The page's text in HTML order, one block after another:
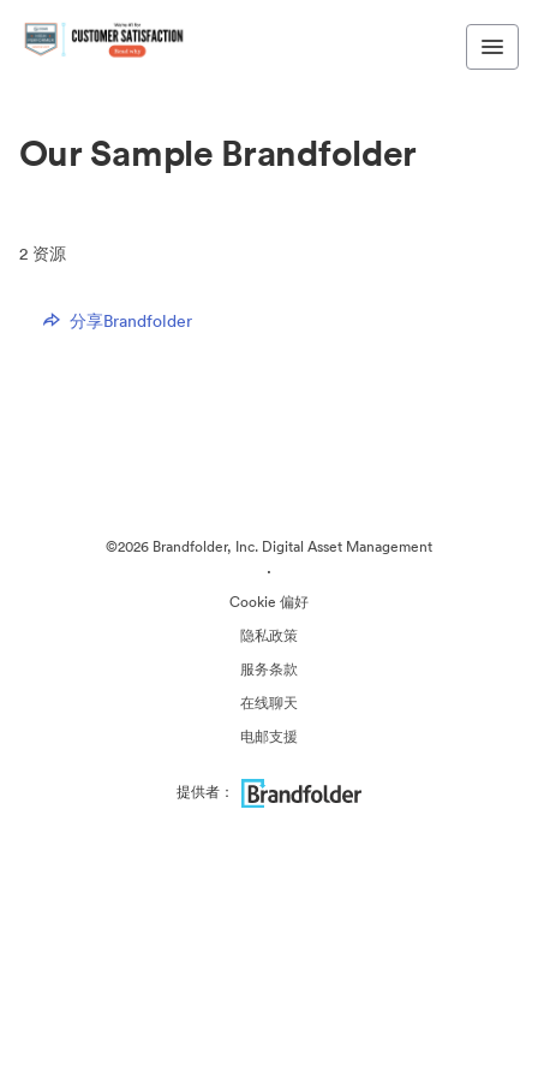
Our Sample Brandfolder
2 资源
分享Brandfolder
©2026 Brandfolder, Inc. Digital Asset Management
·
Cookie 偏好
隐私政策
服务条款
在线聊天
电邮支援
提供者：